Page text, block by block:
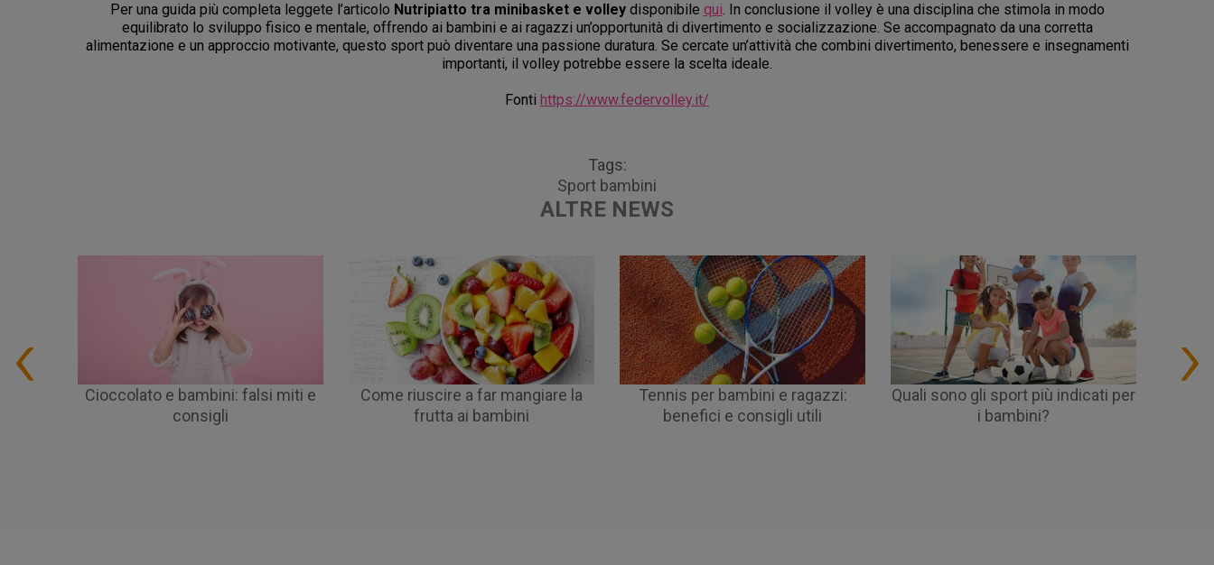
Per una guida più completa leggete l’articolo Nutripiatto tra minibasket e volleydisponibile qui. In conclusione il volley è una disciplina che stimola in modo
equilibrato lo sviluppo fisico e mentale, offrendo ai bambini e ai ragazzi un’opportunità di divertimento e socializzazione. Se accompagnato da una corretta
alimentazione e un approccio motivante, questo sport può diventare una passione duratura. Se cercate un’attività che combini divertimento, benessere e insegnamenti
importanti, il volley potrebbe essere la scelta ideale.
Fonti https://www.federvolley.it/
Tags:
Sport bambini
ALTRE NEWS
Cioccolato e bambini: falsi miti e
consigli
Come riuscire a far mangiare la
frutta ai bambini
Tennis per bambini e ragazzi:
benefici e consigli utili
Quali sono gli sport più indicati per
i bambini?